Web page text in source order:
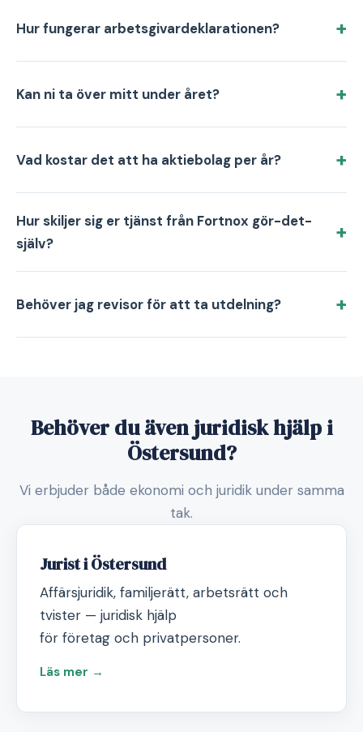
Hur fungerar arbetsgivardeklarationen?
Kan ni ta över mitt under året?
Vad kostar det att ha aktiebolag per år?
Hur skiljer sig er tjänst från Fortnox gör-det-
själv?
Behöver jag revisor för att ta utdelning?
Behöver du även juridisk hjälp i
Östersund?
Vi erbjuder både ekonomi och juridik under samma
tak.
Jurist i Östersund
Affärsjuridik, familjerätt, arbetsrätt och
tvister — juridisk hjälp
för företag och privatpersoner.
Läs mer →